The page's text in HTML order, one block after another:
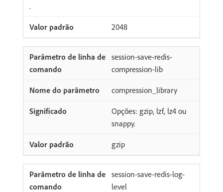
.
2048
session-save-redis-
compression-lib
compression_library
Opções: gzip, lzf, lz4 ou
snappy.
gzip
session-save-redis-log-
level